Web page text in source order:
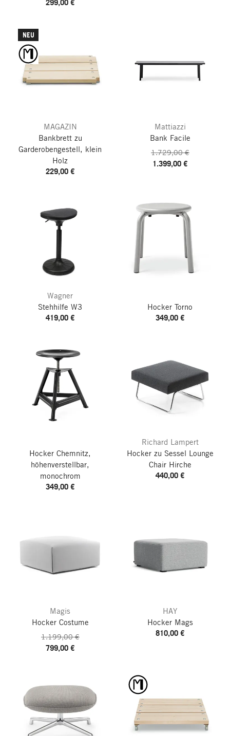
299,00 €
NEU
MAGAZIN
Bankbrett zu
Garderobengestell, klein
Holz
229,00 €
Mattiazzi
Bank Facile
1.729,00 €
1.399,00 €
Wagner
Stehhilfe W3
419,00 €
Hocker Torno
349,00 €
Hocker Chemnitz,
höhenverstellbar,
monochrom
349,00 €
Richard Lampert
Hocker zu Sessel Lounge
Chair Hirche
440,00 €
Magis
Hocker Costume
1.199,00 €
799,00 €
HAY
Hocker Mags
810,00 €